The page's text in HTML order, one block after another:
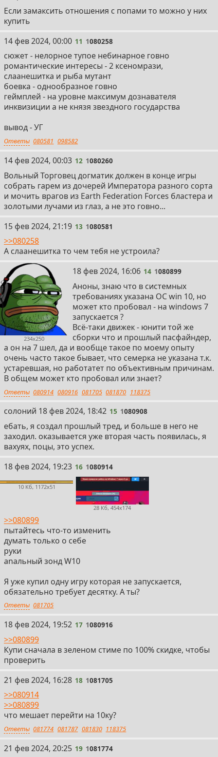
Если замаксить отношения с попами то можно у них
купить
11
14 фев 2024, 00:00 11 1080258
сюжет - нелорное тупое небинарное говно
романтические интересы - 2 ксеномрази,
слаанешитка и рыба мутант
боевка - однообразное говно
геймплей - на уровне максимум дознавателя
инквизиции а не князя звездного государства
вывод - УГ
Ответы 080581 098582
12
14 фев 2024, 00:03 12 1080260
Вольный Торговец догматик должен в конце игры
собрать гарем из дочерей Императора разного сорта
и мочить врагов из Earth Federation Forces бластера и
золотыми лучами из глаз, а не это говно...
13
15 фев 2024, 21:19 13 1080581
>>080258
А слаанешитка то чем тебя не устроила?
234x250
14
18 фев 2024, 16:06 14 1080899
Аноны, знаю что в системных
требованиях указана ОС win 10, но
может кто пробовал - на windows 7
запускается ?
Всё-таки движек - юнити той же
сборки что и прошлый пасфайндер,
а он на 7 шел, да и вообще такое по моему опыту
очень часто такое бывает, что семерка не указана т.к.
устаревшая, но работатет по объективным причинам.
В общем может кто пробовал или знает?
Ответы 080914 080916 081705 081870 118375
солоний 15
18 фев 2024, 18:42 15 1080908
ебать, я создал прошлый тред, и больше в него не
заходил. оказывается уже вторая часть появилась, я
вахуях, поцы, это успех.
16
18 фев 2024, 19:23 16 1080914
10 Кб, 1172x51
28 Кб, 454x174
>>080899
пытайтесь что-то изменить
думать только о себе
руки
аnальный зонд W10
Я уже купил одну игру которая не запускается,
обязательно требует десятку. А ты?
Ответы 081705
17
18 фев 2024, 19:52 17 1080916
>>080899
Купи сначала в зеленом стиме по 100% скидке, чтобы
проверить
18
21 фев 2024, 16:28 18 1081705
>>080914
>>080899
что мешает перейти на 10ку?
Ответы 081774 081787 081830 118375
19
21 фев 2024, 20:25 19 1081774